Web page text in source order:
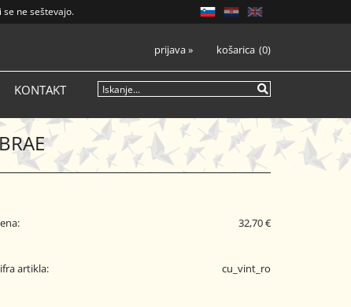
se ne seštevajo.
KONTAKT
košarica 0
prijava»
32,70 €
artikla: cu_vint_ro